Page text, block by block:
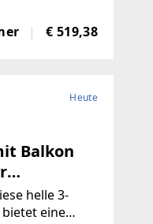
und
€ 519,38
Heute
Balkon
aus
helle 3-
eine